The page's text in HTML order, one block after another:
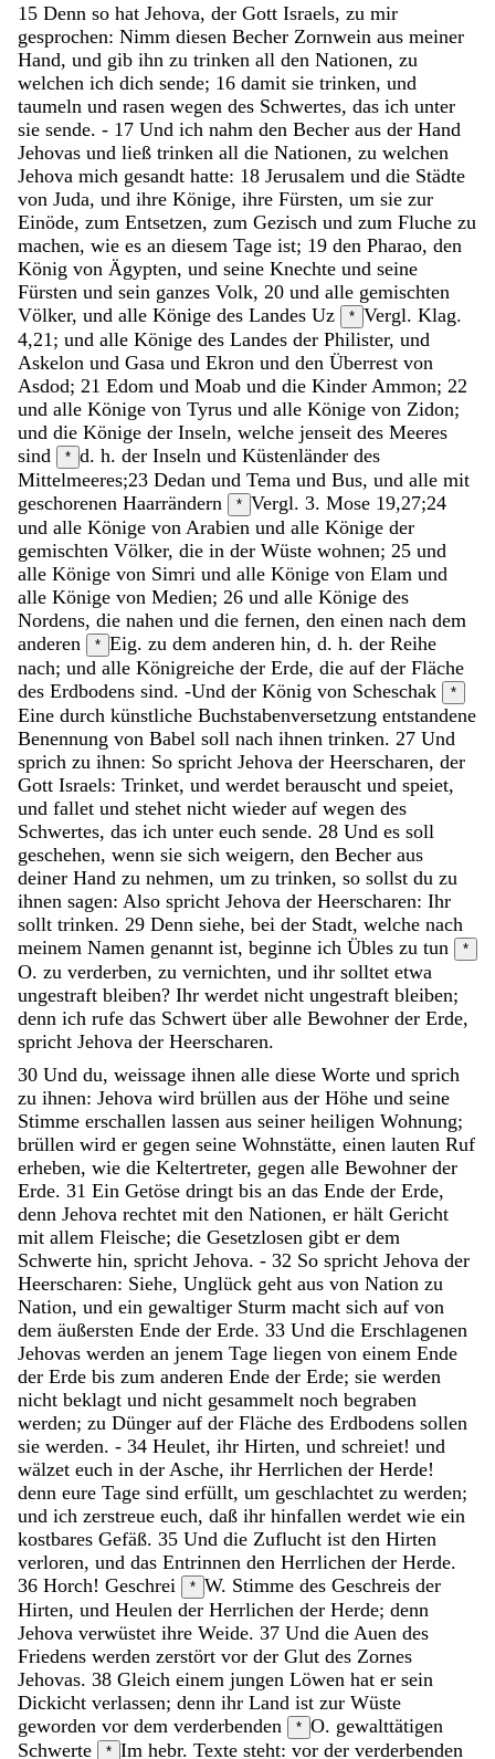
15 Denn so hat Jehova, der Gott Israels, zu mir
gesprochen: Nimm diesen Becher Zornwein aus meiner
Hand, und gib ihn zu trinken all den Nationen, zu
welchen ich dich sende; 16 damit sie trinken, und
taumeln und rasen wegen des Schwertes, das ich unter
sie sende. - 17 Und ich nahm den Becher aus der Hand
Jehovas und ließ trinken all die Nationen, zu welchen
Jehova mich gesandt hatte: 18 Jerusalem und die Städte
von Juda, und ihre Könige, ihre Fürsten, um sie zur
Einöde, zum Entsetzen, zum Gezisch und zum Fluche zu
machen, wie es an diesem Tage ist; 19 den Pharao, den
König von Ägypten, und seine Knechte und seine
Fürsten und sein ganzes Volk, 20 und alle gemischten
Völker, und alle Könige des Landes Uz * Vergl. Klag.
4,21; und alle Könige des Landes der Philister, und
Askelon und Gasa und Ekron und den Überrest von
Asdod; 21 Edom und Moab und die Kinder Ammon; 22
und alle Könige von Tyrus und alle Könige von Zidon;
und die Könige der Inseln, welche jenseit des Meeres
sind
* d. h. der Inseln und Küstenländer des
Mittelmeeres;23 Dedan und Tema und Bus, und alle mit
geschorenen Haarrändern * Vergl. 3. Mose 19,27;24
und alle Könige von Arabien und alle Könige der
gemischten Völker, die in der Wüste wohnen; 25 und
alle Könige von Simri und alle Könige von Elam und
alle Könige von Medien; 26 und alle Könige des
Nordens, die nahen und die fernen, den einen nach dem
anderen
* Eig. zu dem anderen hin, d. h. der Reihe
nach; und alle Königreiche der Erde, die auf der Fläche
des Erdbodens sind. -Und der König von Scheschak *
Eine durch künstliche Buchstabenversetzung entstandene
Benennung von Babel soll nach ihnen trinken. 27 Und
sprich zu ihnen: So spricht Jehova der Heerscharen, der
Gott Israels: Trinket, und werdet berauscht und speiet,
und fallet und stehet nicht wieder auf wegen des
Schwertes, das ich unter euch sende. 28 Und es soll
geschehen, wenn sie sich weigern, den Becher aus
deiner Hand zu nehmen, um zu trinken, so sollst du zu
ihnen sagen: Also spricht Jehova der Heerscharen: Ihr
sollt trinken. 29 Denn siehe, bei der Stadt, welche nach
meinem Namen genannt ist, beginne ich Übles zu tun *
O. zu verderben, zu vernichten, und ihr solltet etwa
ungestraft bleiben? Ihr werdet nicht ungestraft bleiben;
denn ich rufe das Schwert über alle Bewohner der Erde,
spricht Jehova der Heerscharen.
30 Und du, weissage ihnen alle diese Worte und sprich
zu ihnen: Jehova wird brüllen aus der Höhe und seine
Stimme erschallen lassen aus seiner heiligen Wohnung;
brüllen wird er gegen seine Wohnstätte, einen lauten Ruf
erheben, wie die Keltertreter, gegen alle Bewohner der
Erde. 31 Ein Getöse dringt bis an das Ende der Erde,
denn Jehova rechtet mit den Nationen, er hält Gericht
mit allem Fleische; die Gesetzlosen gibt er dem
Schwerte hin, spricht Jehova. - 32 So spricht Jehova der
Heerscharen: Siehe, Unglück geht aus von Nation zu
Nation, und ein gewaltiger Sturm macht sich auf von
dem äußersten Ende der Erde. 33 Und die Erschlagenen
Jehovas werden an jenem Tage liegen von einem Ende
der Erde bis zum anderen Ende der Erde; sie werden
nicht beklagt und nicht gesammelt noch begraben
werden; zu Dünger auf der Fläche des Erdbodens sollen
sie werden. - 34 Heulet, ihr Hirten, und schreiet! und
wälzet euch in der Asche, ihr Herrlichen der Herde!
denn eure Tage sind erfüllt, um geschlachtet zu werden;
und ich zerstreue euch, daß ihr hinfallen werdet wie ein
kostbares Gefäß. 35 Und die Zuflucht ist den Hirten
verloren, und das Entrinnen den Herrlichen der Herde.
36 Horch! Geschrei * W. Stimme des Geschreis der
Hirten, und Heulen der Herrlichen der Herde; denn
Jehova verwüstet ihre Weide. 37 Und die Auen des
Friedens werden zerstört vor der Glut des Zornes
Jehovas. 38 Gleich einem jungen Löwen hat er sein
Dickicht verlassen; denn ihr Land ist zur Wüste
geworden vor dem verderbenden * O. gewalttätigen
Schwerte
* Im hebr. Texte steht: vor der verderbenden